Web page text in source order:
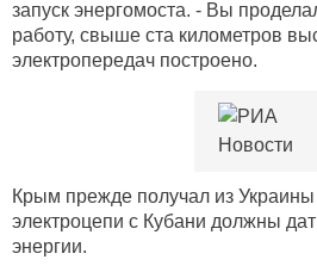
запуск энергомоста. - Вы
работу, свыше ста километров
электропередач построено.
Крым прежде получал из Украины
электроцепи с Кубани должны
энергии.